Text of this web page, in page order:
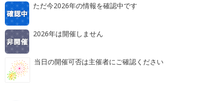
ただ今2026年の情報を確認中です
2026年は開催しません
当日の開催可否は主催者にご確認ください